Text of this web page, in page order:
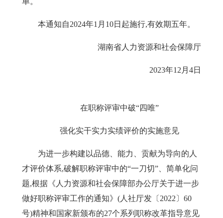
本通知自2024年1 月 10日起施行,有效期五年。
湖南省人力资源和社会保障厅
2023年12 月 4日
在职称评审中破“四唯”
强化实干实力实绩评价的实施意见
为进一步构建以品德、能力、贡献为导向的人
才评价体系,破解职称评审中的“一刀切”、简单化问
题,根据《 人力资源和社会保障部办公厅关于进一步
做好职称评审工作的通知》(人社厅发〔 2022 〕 60
号)精神和国家新颁布的27个系列职称改革指导意见